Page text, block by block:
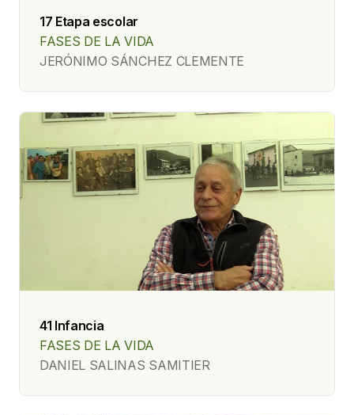
17 Etapa escolar
FASES DE LA VIDA
JERÓNIMO SÁNCHEZ CLEMENTE
41 Infancia
FASES DE LA VIDA
DANIEL SALINAS SAMITIER